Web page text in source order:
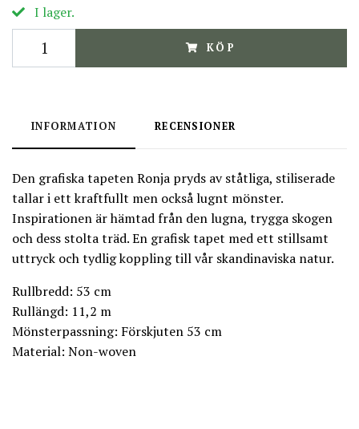
I lager.
KÖP
INFORMATION RECENSIONER
Den grafiska tapeten Ronja pryds av ståtliga, stiliserade
tallar i ett kraftfullt men också lugnt mönster.
Inspirationen är hämtad från den lugna, trygga skogen
och dess stolta träd. En grafisk tapet med ett stillsamt
uttryck och tydlig koppling till vår skandinaviska natur.
Rullbredd: 53 cm
Rullängd: 11,2 m
Mönsterpassning: Förskjuten 53 cm
Material: Non-woven